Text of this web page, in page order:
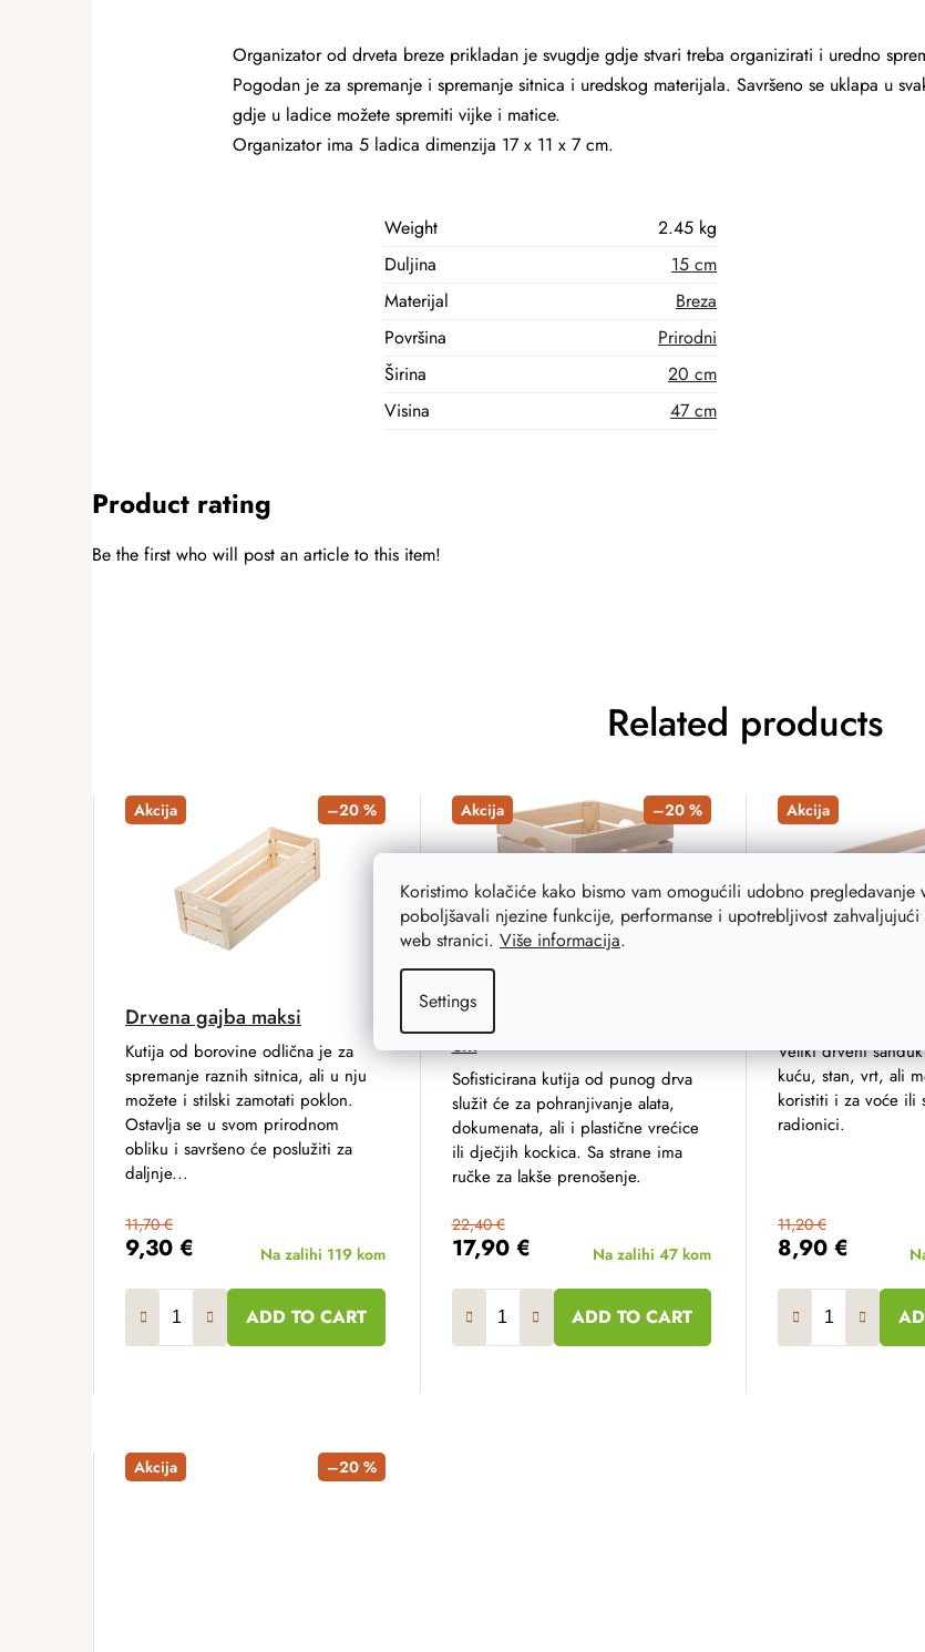
Koristimo kolačiće kako bismo vam omogućili udobno pregledavanje
poboljšavali njezine funkcije, performanse i upotrebljivost
web stranici. Više informacija.
Settings
Organizator od drveta breze prikladan je svugdje gdje stvari treba organizirati i uredno
Pogodan je za spremanje i spremanje sitnica i uredskog materijala. Savršeno se uklapa u
gdje u ladice možete spremiti vijke i matice.
Organizator ima 5 ladica dimenzija 17 x 11 x 7 cm.
Weight
2.45 kg
Duljina
15 cm
Materijal
Breza
Površina
Prirodni
Širina
20 cm
Visina
47 cm
Product rating
Be the first who will post an article to this item!
Related products
Akcija –20 %
Drvena gajba maksi
9,30 €
11,70 €
Na zalihi 119 kom
ADD TO CART
Kutija od borovine odlična je za
spremanje raznih sitnica, ali u nju
možete i stilski zamotati poklon.
Ostavlja se u svom prirodnom
obliku i savršeno će poslužiti za
daljnje...
Akcija –20 %
Drvena gajba 30 x 30 x 35
cm
17,90 €
22,40 €
Na zalihi 47 kom
ADD TO CART
Sofisticirana kutija od punog drva
služit će za pohranjivanje alata,
dokumenata, ali i plastične vrećice
ili dječjih kockica. Sa strane ima
ručke za lakše prenošenje.
Akcija
8,90 €
11,20 €
Veliki drveni
kuću, stan, vrt, ali
koristiti i za voće ili
radionici.
Akcija –20 %